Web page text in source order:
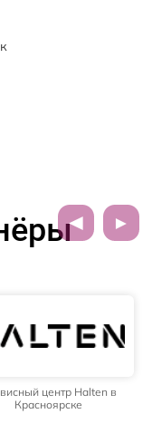
центр Halten в
Красноярске